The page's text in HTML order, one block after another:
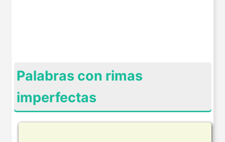
Palabras con rimas
imperfectas